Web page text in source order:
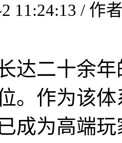
11:24:13 / 作
达二十余
。作为该
成为高端